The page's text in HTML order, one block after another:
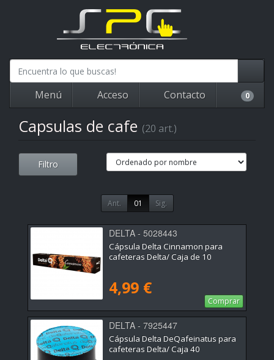
Menú Acceso Contacto 0
Capsulas de cafe (20 art.)
Filtro
Ant. 01 Sig.
DELTA - 5028443
Cápsula Delta Cinnamon para
cafeteras Delta/ Caja de 10
4,99 €
Comprar
DELTA - 7925447
Cápsula Delta DeQafeinatus para
cafeteras Delta/ Caja 40